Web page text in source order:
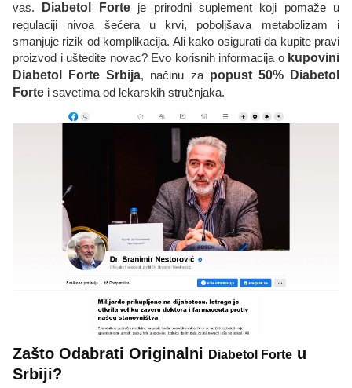
vas.
Diabetol Forteje prirodni suplement koji pomaže u
regulaciji nivoa šećera u krvi, poboljšava metabolizam i
smanjuje rizik od komplikacija. Ali kako osigurati da kupite pravi
proizvod i uštedite novac? Evo korisnih informacija o kupovini
Diabetol Forte Srbija, načinu za popust 50% Diabetol
Forte i savetima od lekarskih stručnjaka.
Zašto Odabrati Originalni Diabetol Forte u
Srbiji?